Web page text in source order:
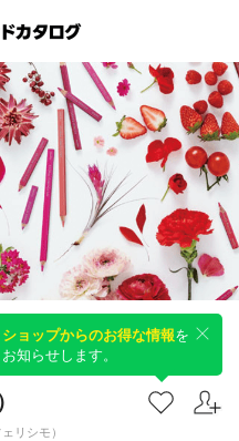
ショップからのお得な情報を
お知らせします。
リシモ）